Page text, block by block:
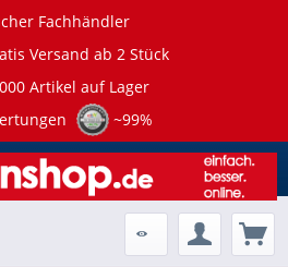
Fachhändler
Versand ab 2 Stück
Artikel auf Lager
~99%